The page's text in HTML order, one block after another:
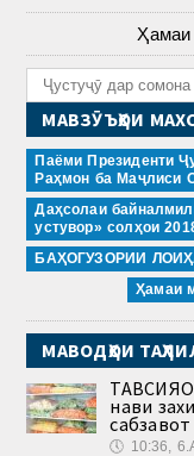
МАВЗӮЪҲОИ
Паёми Президенти
Раҳмон ба Маҷлиси
Даҳсолаи
устувор» солҳои
БАҲОГУЗОРИИ
Ҳамаи
МАВОДҲОИ
нави
🕔 10:36,